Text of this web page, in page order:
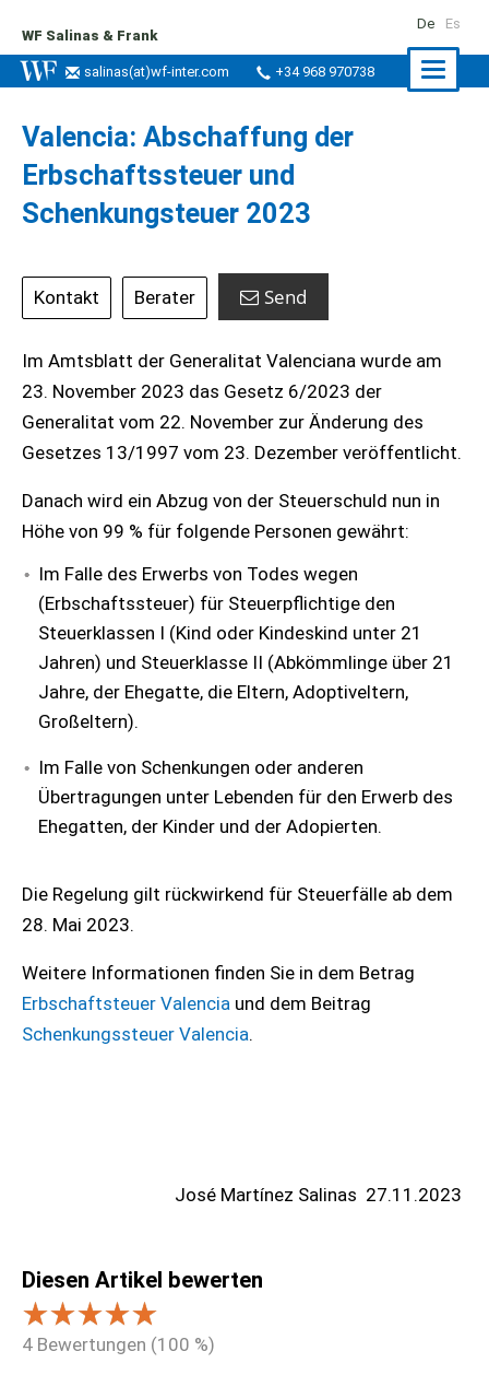
WF Salinas & Frank
salinas(at)wf-inter.com +34 968 970738
De Es
Valencia: Abschaffung der
Erbschaftssteuer und
Schenkungsteuer 2023
Kontakt Berater Send
Im Amtsblatt der Generalitat Valenciana wurde am
23. November 2023 das Gesetz 6/2023 der
Generalitat vom 22. November zur Änderung des
Gesetzes 13/1997 vom 23. Dezember veröffentlicht.
Danach wird ein Abzug von der Steuerschuld nun in
Höhe von 99 % für folgende Personen gewährt:
Im Falle des Erwerbs von Todes wegen
(Erbschaftssteuer) für Steuerpflichtige den
Steuerklassen I (Kind oder Kindeskind unter 21
Jahren) und Steuerklasse II (Abkömmlinge über 21
Jahre, der Ehegatte, die Eltern, Adoptiveltern,
Großeltern).
Im Falle von Schenkungen oder anderen
Übertragungen unter Lebenden für den Erwerb des
Ehegatten, der Kinder und der Adopierten.
Die Regelung gilt rückwirkend für Steuerfälle ab dem
28. Mai 2023.
Weitere Informationen finden Sie in dem Betrag
Erbschaftsteuer Valencia und dem Beitrag
Schenkungssteuer Valencia.
José Martínez Salinas 27.11.2023
Diesen Artikel bewerten
4 Bewertungen (100 %)